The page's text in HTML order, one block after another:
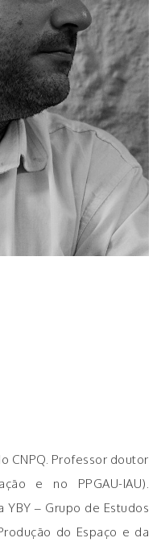
CNPQ. Professor doutor
e no PPGAU-IAU).
– Grupo de Estudos
do Espaço e da